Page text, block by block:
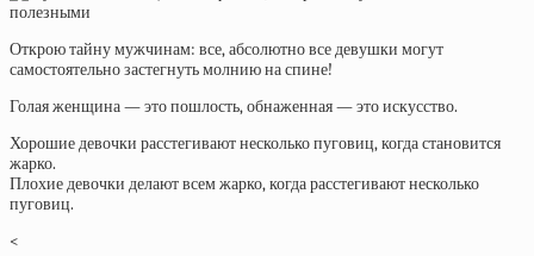
Открою тайну мужчинам: все, абсолютно все девушки могут
самостоятельно застегнуть молнию на спине!
Голая женщина — это пошлость, обнаженная — это искусство.
Хорошие девочки расстегивают несколько пуговиц, когда становится
жарко.
Плохие девочки делают всем жарко, когда расстегивают несколько
пуговиц.
<